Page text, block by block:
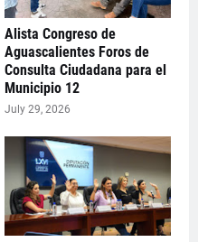
Alista Congreso de
Aguascalientes Foros de
Consulta Ciudadana para el
Municipio 12
July 29, 2026